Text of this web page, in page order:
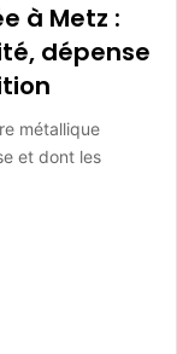
à Metz :
dépense
métallique
et dont les